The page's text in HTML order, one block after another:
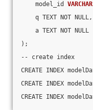
model_id VARCHAR
q TEXT NOT NULL,
a TEXT NOT NULL
) ;
-- create index
CREATE INDEX
CREATE INDEX
CREATE INDEX